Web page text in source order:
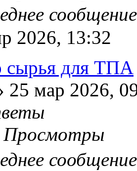
2026, 13:32
сырья для ТПА
25 мар 2026,
Просмотры